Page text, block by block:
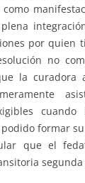
por quien
no
la curadora
formar
que el
segunda